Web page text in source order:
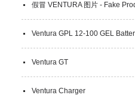
假冒 VENTURA 图片 - Fake
Ventura GPL 12-100 GEL
Ventura GT
Ventura Charger